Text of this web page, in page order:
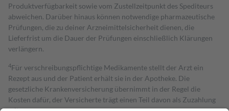
Produktverfügbarkeit sowie vom Zustellzeitpunkt des Spediteurs
abweichen. Darüber hinaus können notwendige pharmazeutische
Prüfungen, die zu deiner Arzneimittelsicherheit dienen, die
Lieferfrist um die Dauer der Prüfungen einschließlich Klärungen
verlängern.
4Für verschreibungspflichtige Medikamente stellt der Arzt ein
Rezept aus und der Patient erhält sie in der Apotheke. Die
gesetzliche Krankenversicherung übernimmt in der Regel die
Kosten dafür, der Versicherte trägt einen Teil davon als Zuzahlung